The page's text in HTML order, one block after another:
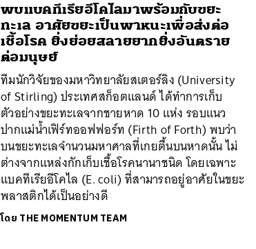
พบแบคทีเรียอีโคไลมาพร้อมกับขยะ
ทะเล อาศัยขยะเป็นพาหนะเพื่อส่งต่อ
เชื้อโรค ยิ่งย่อยสลายยากยิ่งอันตราย
ต่อมนุษย์
ทีมนักวิจัยของมหาวิทยาลัยสเตอร์ลิง (University
of Stirling) ประเทศสก็อตแลนด์ ได้ทำการเก็บ
ตัวอย่างขยะทะเลจากชายหาด 10 แห่ง รอบแนว
ปากแม่น้ำเฟิร์ทออฟฟอร์ท (Firth of Forth) พบว่า
บนขยะทะเลจำนวนมหาศาลที่เกยตื้นบนหาดนั้น ไม่
ต่างจากแหล่งกักเก็บเชื้อโรคนานาชนิด โดยเฉพาะ
แบคทีเรียอีโคไล (E. coli) ที่สามารถอยู่อาศัยในขยะ
พลาสติกได้เป็นอย่างดี
โดย THE MOMENTUM TEAM